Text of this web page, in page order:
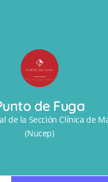
de Fuga
de la Sección Clínica de
(Nucep)